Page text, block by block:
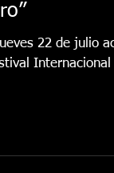
22 de julio